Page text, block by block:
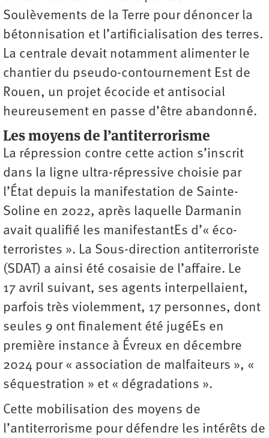
Soulèvements de la Terre pour dénoncer la
bétonnisation et l’artificialisation des terres.
La centrale devait notamment alimenter le
chantier du pseudo-contournement Est de
Rouen, un projet écocide et antisocial
heureusement en passe d’être abandonné.
Les moyens de l’antiterrorisme
La répression contre cette action s’inscrit
dans la ligne ultra-répressive choisie par
l’État depuis la manifestation de Sainte-
Soline en 2022, après laquelle Darmanin
avait qualifié les manifestantEs d’« éco-
terroristes ». La Sous-direction antiterroriste
(SDAT) a ainsi été cosaisie de l’affaire. Le
17 avril suivant, ses agents interpellaient,
parfois très violemment, 17 personnes, dont
seules 9 ont finalement été jugéEs en
première instance à Évreux en décembre
2024 pour « association de malfaiteurs », «
séquestration » et « dégradations ».
Cette mobilisation des moyens de
l’antiterrorisme pour défendre les intérêts de